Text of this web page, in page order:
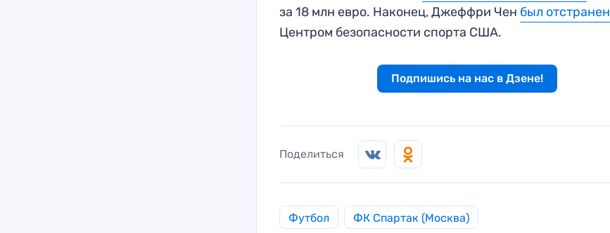
за 18 млн евро. Наконец, Джеффри Чен был отстранен
Центром безопасности спорта США.
Подпишись на нас в Дзене!
Поделиться
Футбол ФК Спартак (Москва)